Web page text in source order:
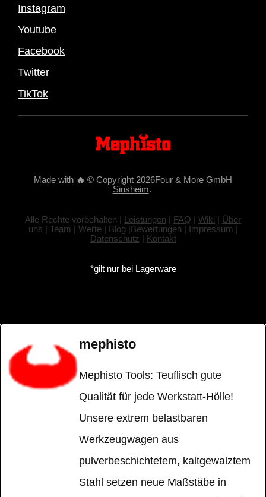
Instagram
Youtube
Facebook
Twitter
TikTok
Made with 🔥 © Copyright 2026Four & More GmbH
Sinsheim.
Alle Rechte vorbehalten | Leistungen | FAQ | Wiki | Über
uns | Team | Werte| Blog |Bewertungen | Impressum |
Datenschutz | Kontakt
*gilt nur bei Lagerware
mephisto
Mephisto Tools: Teuflisch gute
Qualität für jede Werkstatt-Hölle!
Unsere extrem belastbaren
Werkzeugwagen aus
pulverbeschichtetem, kaltgewalztem
Stahl setzen neue Maßstäbe in